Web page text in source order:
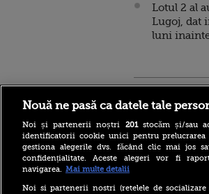
Lotul 2 al
Lugoj, dat
luni
cazul avionului
Nouă ne pasă ca datele tale
Noi și partenerii noștri 201stocăm și/sau
identificatorii cookie unici pentru prelucrarea
gestiona alegerile dvs. făcând clic mai jos
confidențialitate. Aceste alegeri vor fi
navigarea. Mai multe detalii
Noi si partenerii nostri (retelele de